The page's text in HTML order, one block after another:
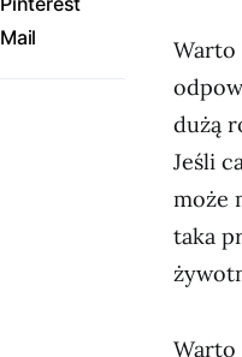
Mail
Warto
dużą
Jeśli
może
taka
Warto